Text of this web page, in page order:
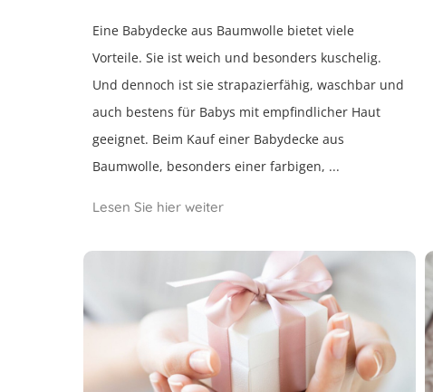
Eine Babydecke aus Baumwolle bietet viele
Vorteile. Sie ist weich und besonders kuschelig.
Und dennoch ist sie strapazierfähig, waschbar und
auch bestens für Babys mit empfindlicher Haut
geeignet. Beim Kauf einer Babydecke aus
Baumwolle, besonders einer farbigen, ...
Lesen Sie hier weiter